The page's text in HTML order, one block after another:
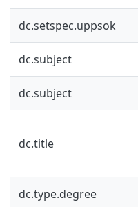
dc.setspec.uppsok
dc.subject
dc.subject
dc.title
dc.type.degree